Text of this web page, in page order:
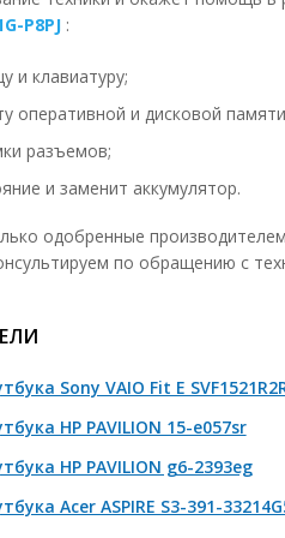
кулера
1шт.
без полной разборки
(инвертор)
(инвертор)
подсветки
P8PJ :
и клавиатуру;
оперативной и дисковой
разъемов;
и заменит аккумулятор.
одобренные
по обращению с
Sony VAIO Fit E
HP PAVILION 15-e057sr
HP PAVILION g6-2393eg
Acer ASPIRE S3-391-